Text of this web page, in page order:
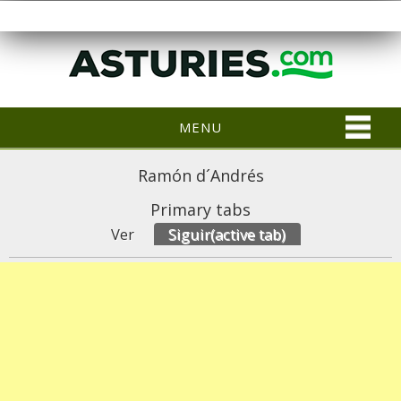
MENU
Ramón d´Andrés
Primary tabs
Ver Siguir(active tab)